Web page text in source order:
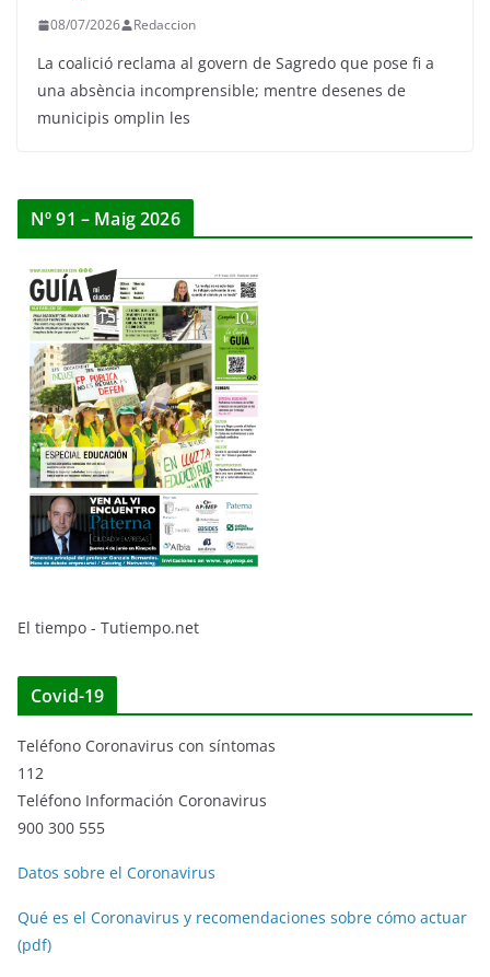
08/07/2026 Redaccion
La coalició reclama al govern de Sagredo que pose fi a
una absència incomprensible; mentre desenes de
municipis omplin les
Nº 91 – Maig 2026
El tiempo - Tutiempo.net
Covid-19
Teléfono Coronavirus con síntomas
112
Teléfono Información Coronavirus
900 300 555
Datos sobre el Coronavirus
Qué es el Coronavirus y recomendaciones sobre cómo actuar
(pdf)